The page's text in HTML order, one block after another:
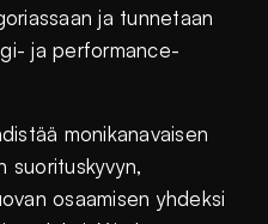
ja tunnetaan
ja performance-
monikanavaisen
suorituskyvyn,
osaamisen yhdeksi